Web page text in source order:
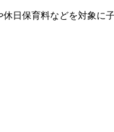
日保育料などを対象に